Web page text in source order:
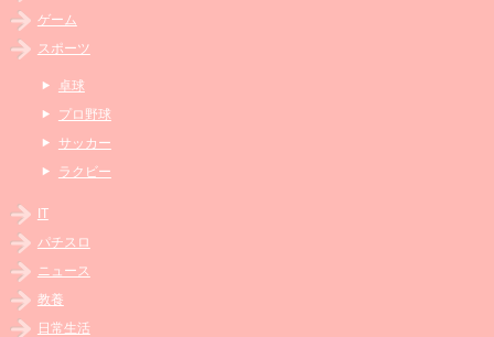
ゲーム
スポーツ
卓球
プロ野球
サッカー
ラクビー
IT
パチスロ
ニュース
教養
日常生活